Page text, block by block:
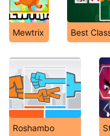
Mewtrix Best
Roshambo